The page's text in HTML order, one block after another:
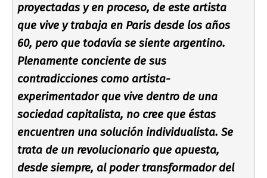
proyectadas y en proceso, de este artista
que vive y trabaja en Paris desde los años
60, pero que todaví­a se siente argentino.
Plenamente conciente de sus
contradicciones como artista-
experimentador que vive dentro de una
sociedad capitalista, no cree que éstas
encuentren una solución individualista. Se
trata de un revolucionario que apuesta,
desde siempre, al poder transformador del